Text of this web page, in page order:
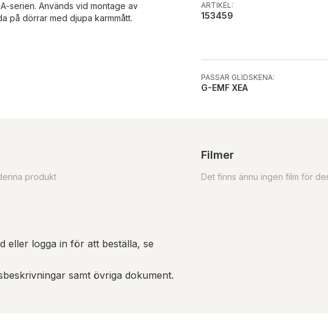
serien. Används vid montage av
på dörrar med djupa karmmått.
ARTIKEL:
153459
PASSAR GLIDSKENA:
G-EMF XEA
produkt
eller logga in för att beställa, se
samt övriga dokument.
Filmer
Det finns ännu ingen film för